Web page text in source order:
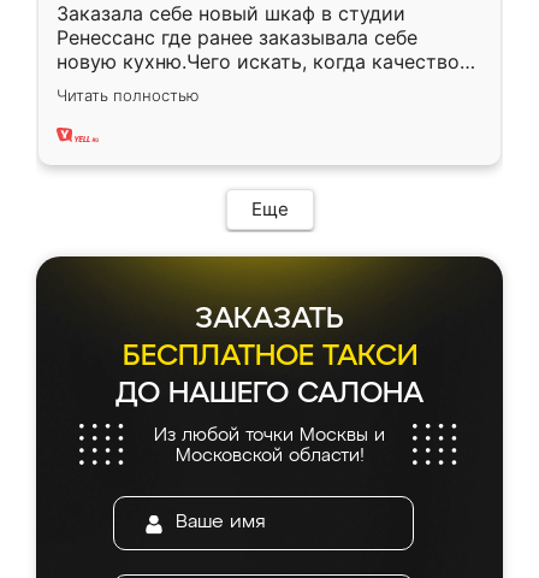
Заказала себе новый шкаф в студии
Ренессанс где ранее заказывала себе
новую кухню.Чего искать, когда качеством
вполне довольна. Служит кухня уже почти
два года, нареканий нет.
Читать полностью
Еще
ЗАКАЗАТЬ
БЕСПЛАТНОЕ ТАКСИ
ДО НАШЕГО САЛОНА
Из любой точки Москвы и
Московской области!